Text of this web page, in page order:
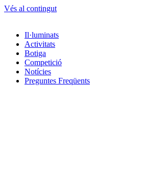
Vés al contingut
Il·luminats
Activitats
Botiga
Competició
Notícies
Preguntes Freqüents